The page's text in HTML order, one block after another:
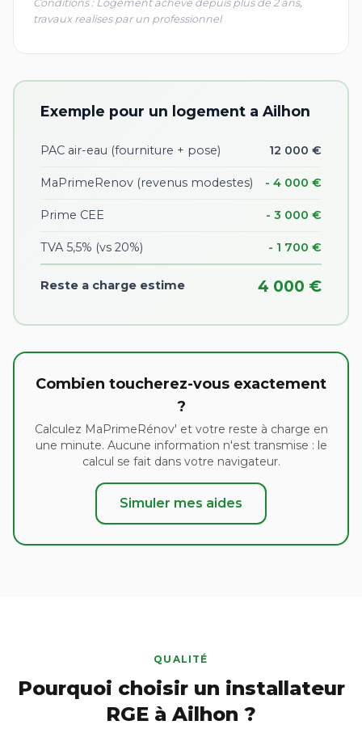
Conditions : Logement acheve depuis plus de 2 ans,
travaux realises par un professionnel
Exemple pour un logement a Ailhon
PAC air-eau (fourniture + pose) 12 000 €
MaPrimeRenov (revenus modestes) - 4 000 €
Prime CEE - 3 000 €
TVA 5,5% (vs 20%) - 1 700 €
Reste a charge estime 4 000 €
Combien toucherez-vous exactement
?
Calculez MaPrimeRénov' et votre reste à charge en
une minute. Aucune information n'est transmise : le
calcul se fait dans votre navigateur.
Simuler mes aides
QUALITÉ
Pourquoi choisir un installateur
RGE à Ailhon ?